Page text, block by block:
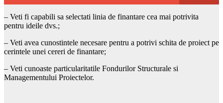
– Veti fi capabili sa selectati linia de finantare cea mai potrivita
pentru ideile dvs.;
– Veti avea cunostintele necesare pentru a potrivi schita de proiect pe
cerintele unei cereri de finantare;
– Veti cunoaste particularitatile Fondurilor Structurale si
Managementului Proiectelor.